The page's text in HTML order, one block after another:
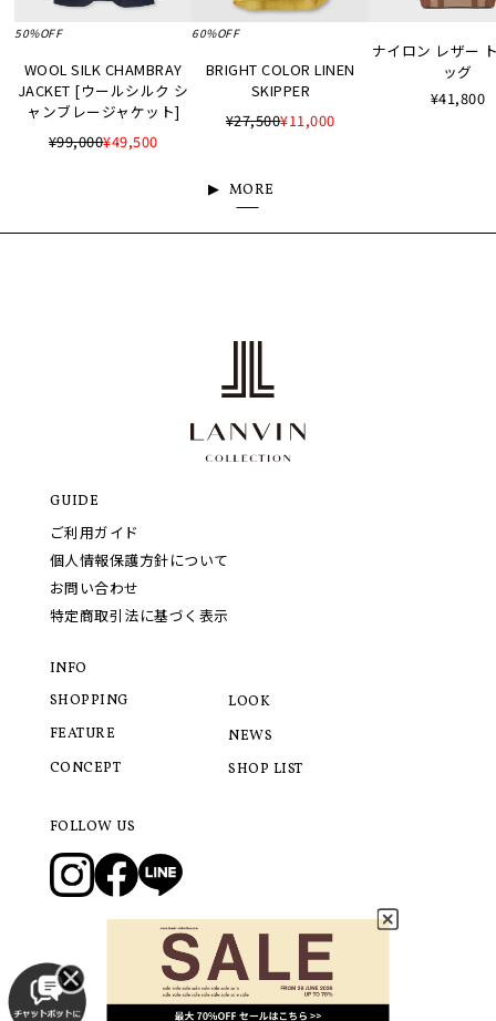
50%OFF
WOOL SILK CHAMBRAY
JACKET [ウールシルク シ
ャンブレージャケット]
¥99,000¥49,500
60%OFF
BRIGHT COLOR LINEN
SKIPPER
¥27,500¥11,000
ナイロン レザー
ッグ
¥41,800
MORE
GUIDE
ご利用ガイド
個人情報保護方針について
お問い合わせ
特定商取引法に基づく表示
INFO
SHOPPING
FEATURE
CONCEPT
LOOK
NEWS
SHOP LIST
FOLLOW US